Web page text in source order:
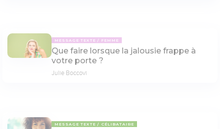
MESSAGE TEXTE FEMME
Que faire lorsque la jalousie frappe à
votre porte ?
Julie Boccovi
MESSAGE TEXTE CÉLIBATAIRE